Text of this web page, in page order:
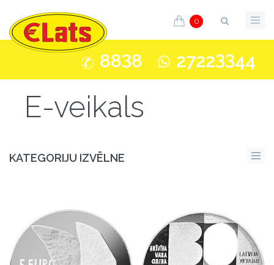
0
8838 27223344
E-veikals
KATEGORIJU IZVĒLNE